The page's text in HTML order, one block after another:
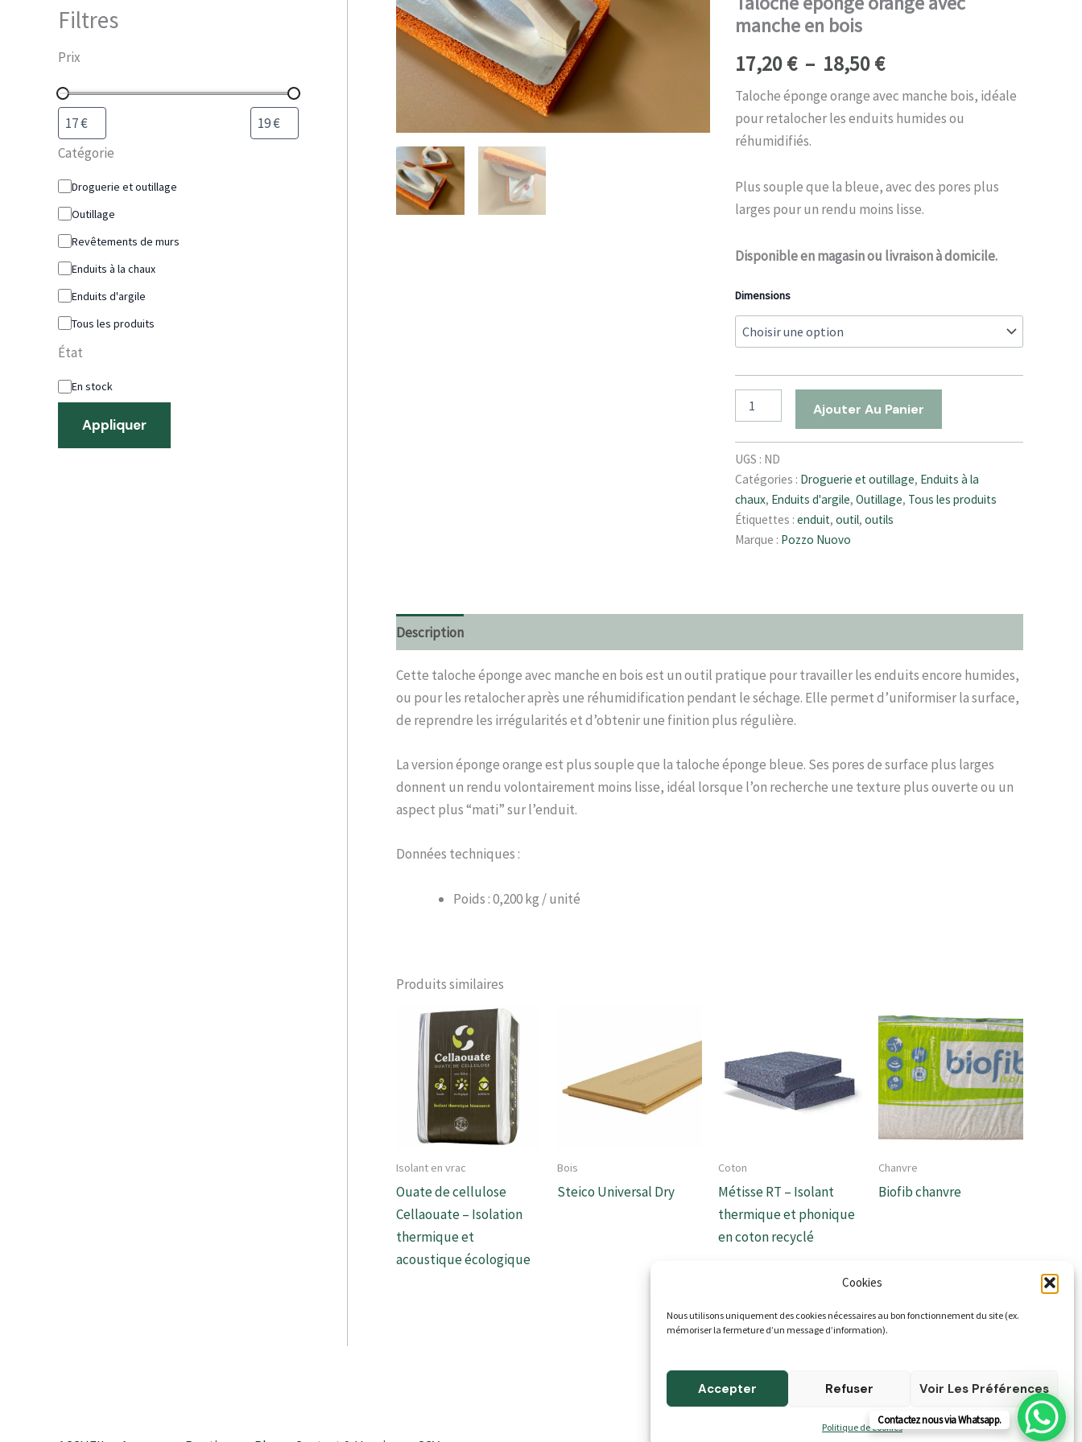
Cookies
Nous utilisons uniquement des cookies nécessaires au bon fonctionnement du site (ex.
mémoriser la fermeture d’un message d’information).
Accepter Refuser Voir Les Préférences
Politique de cookies
Filtres
Prix
Catégorie
Droguerie et outillage
Outillage
Revêtements de murs
Enduits à la chaux
Enduits d'argile
Tous les produits
État
En stock
Appliquer
manche en bois
17,20€ – 18,50€
17,20 €
Taloche éponge orange avec manche bois, idéale
pour retalocher les enduits humides ou
réhumidifiés.
Plus souple que la bleue, avec des pores plus
larges pour un rendu moins lisse.
Disponible en magasin ou livraison à domicile.
Dimensions
bois
Ajouter Au Panier
UGS : ND
Catégories : Droguerie et outillage, Enduits à la
chaux, Enduits d'argile, Outillage, Tous les produits
Étiquettes : enduit, outil, outils
Marque : Pozzo Nuovo
Description
Cette taloche éponge avec manche en bois est un outil pratique pour travailler les enduits encore humides,
ou pour les retalocher après une réhumidification pendant le séchage. Elle permet d’uniformiser la surface,
de reprendre les irrégularités et d’obtenir une finition plus régulière.
La version éponge orange est plus souple que la taloche éponge bleue. Ses pores de surface plus larges
donnent un rendu volontairement moins lisse, idéal lorsque l’on recherche une texture plus ouverte ou un
aspect plus “mati” sur l’enduit.
Données techniques :
Poids : 0,200 kg / unité
Produits similaires
Isolant en vrac
Ouate de cellulose
Cellaouate – Isolation
thermique et
acoustique écologique
Bois
Steico Universal Dry
Coton
Métisse RT – Isolant
thermique et phonique
en coton recyclé
Chanvre
Biofib chanvre
Contactez nous via Whatsapp.